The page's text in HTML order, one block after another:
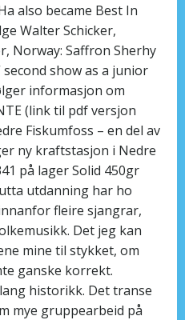
also became Best In
Walter Schicker,
Norway: Saffron Sherhy
show as a junior
informasjon om
(link til pdf versjon
Fiskumfoss – en del av
ny kraftstasjon i Nedre
på lager Solid 450gr
utdanning har ho
fleire sjangrar,
Det jeg kan
mine til stykket, om
ganske korrekt.
historikk. Det transe
mye gruppearbeid på